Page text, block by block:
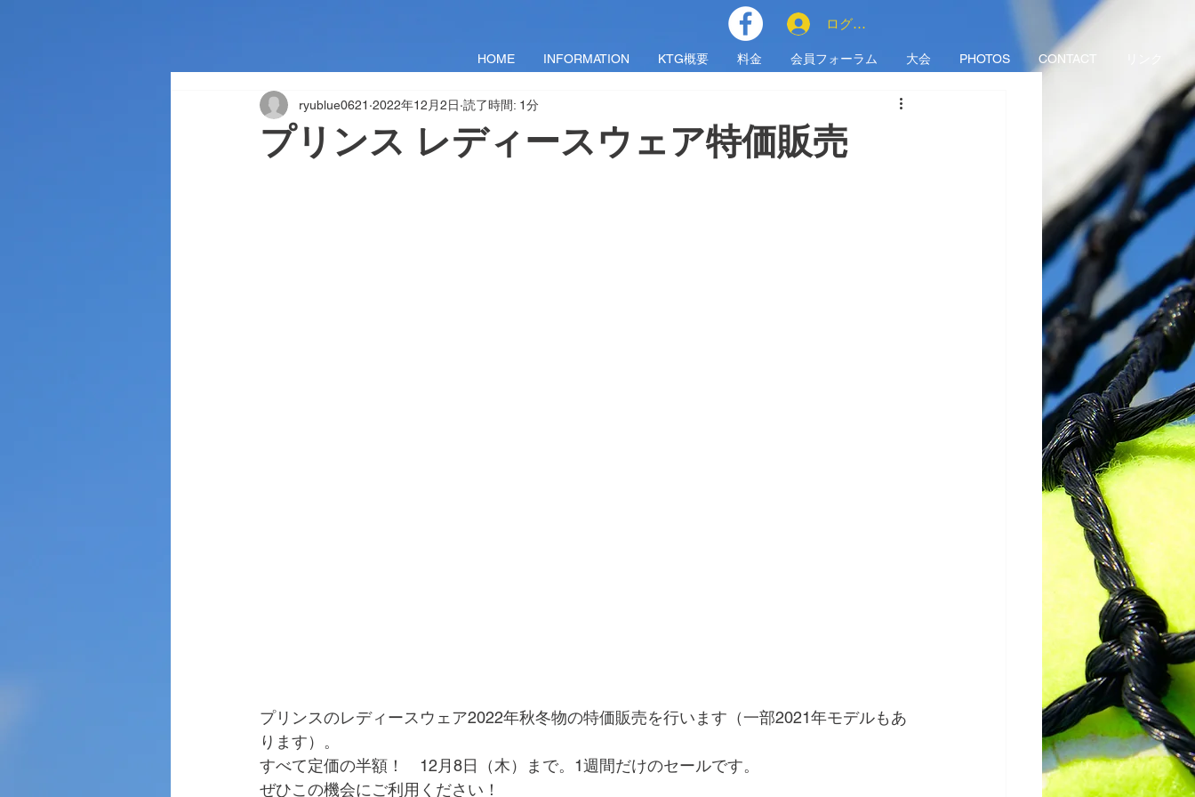
HOME INFORMATION KTG概要 料金 会員フォーラム 大会 PHOTOS CONTACT
ログイン
プリンス レディースウェア特価販売
ryublue0621 2022年12月2日 読了時間: 1分
プリンスのレディースウェア2022年秋冬物の特価販売を行います（一部2021年モデルもあ
ります）。
すべて定価の半額！　12月8日（木）まで。1週間だけのセールです。
ぜひこの機会にご利用ください！